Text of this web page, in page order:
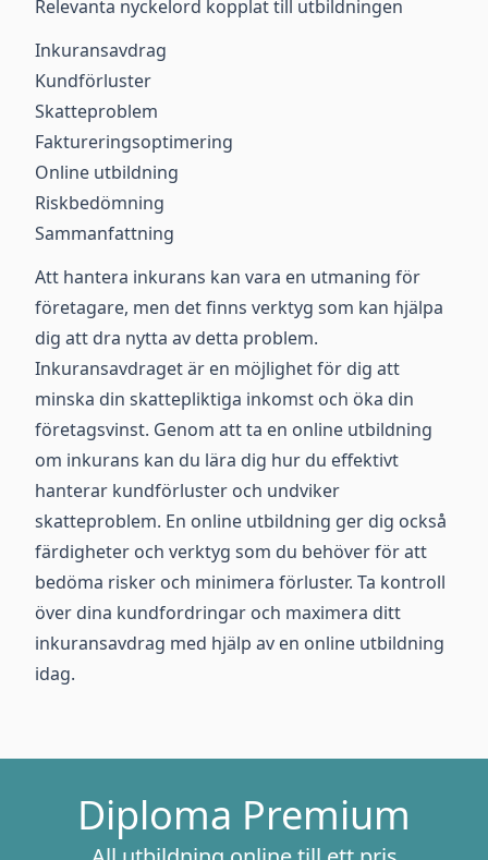
Relevanta nyckelord kopplat till utbildningen
Inkuransavdrag
Kundförluster
Skatteproblem
Faktureringsoptimering
Online utbildning
Riskbedömning
Sammanfattning
Att hantera inkurans kan vara en utmaning för
företagare, men det finns verktyg som kan hjälpa
dig att dra nytta av detta problem.
Inkuransavdraget är en möjlighet för dig att
minska din skattepliktiga inkomst och öka din
företagsvinst. Genom att ta en online utbildning
om inkurans kan du lära dig hur du effektivt
hanterar kundförluster och undviker
skatteproblem. En online utbildning ger dig också
färdigheter och verktyg som du behöver för att
bedöma risker och minimera förluster. Ta kontroll
över dina kundfordringar och maximera ditt
inkuransavdrag med hjälp av en online utbildning
idag.
Diploma Premium